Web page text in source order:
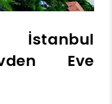
İstanbul
Eve